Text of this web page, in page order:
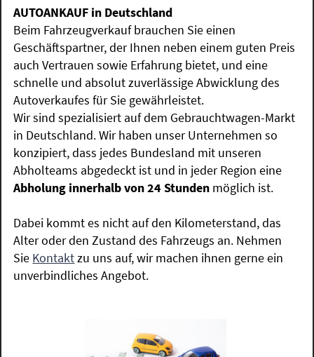
AUTOANKAUF in Deutschland
Beim Fahrzeugverkauf brauchen Sie einen
Geschäftspartner, der Ihnen neben einem guten Preis
auch Vertrauen sowie Erfahrung bietet, und eine
schnelle und absolut zuverlässige Abwicklung des
Autoverkaufes für Sie gewährleistet.
Wir sind spezialisiert auf dem Gebrauchtwagen-Markt
in Deutschland. Wir haben unser Unternehmen so
konzipiert, dass jedes Bundesland mit unseren
Abholteams abgedeckt ist und in jeder Region eine
Abholung innerhalb von 24 Stunden möglich ist.
Dabei kommt es nicht auf den Kilometerstand, das
Alter oder den Zustand des Fahrzeugs an. Nehmen
Sie Kontaktzu uns auf, wir machen ihnen gerne ein
unverbindliches Angebot.